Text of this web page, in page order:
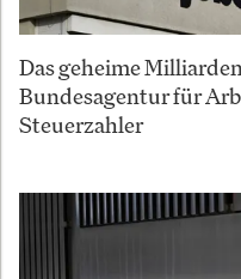
Das geheime
Bundesagentur für
Steuerzahler